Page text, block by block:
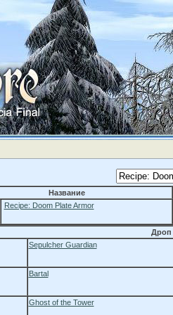
Название
Recipe: Doom Plate Armor
Дроп
Sepulcher Guardian
Bartal
Ghost of the Tower